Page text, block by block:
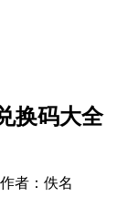
换码大全
作者：佚名